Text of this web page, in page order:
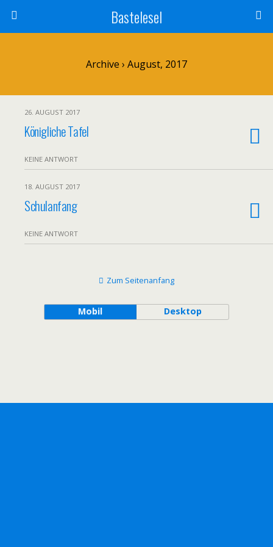
Bastelesel
Archive › August, 2017
26. AUGUST 2017
Königliche Tafel
KEINE ANTWORT
18. AUGUST 2017
Schulanfang
KEINE ANTWORT
Zum Seitenanfang
Mobil Desktop